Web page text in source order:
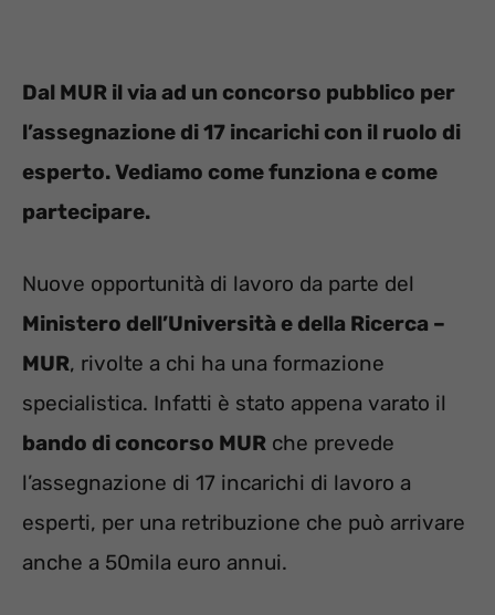
Dal MUR il via ad un concorso pubblico per
l’assegnazione di 17 incarichi con il ruolo di
esperto. Vediamo come funziona e come
partecipare.
Nuove opportunità di lavoro da parte del
Ministero dell’Università e della Ricerca –
MUR, rivolte a chi ha una formazione
specialistica. Infatti è stato appena varato il
bando di concorso MUR che prevede
l’assegnazione di 17 incarichi di lavoro a
esperti, per una retribuzione che può arrivare
anche a 50mila euro annui.